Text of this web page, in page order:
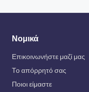
Νομικά
Επικοινωνήστε μαζί μας
Το απόρρητό σας
Ποιοι είμαστε